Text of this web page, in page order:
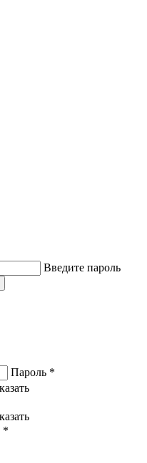
Введите пароль
Пароль *
*